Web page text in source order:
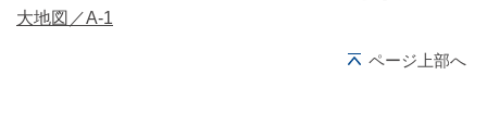
大地図／A-1
ページ上部へ